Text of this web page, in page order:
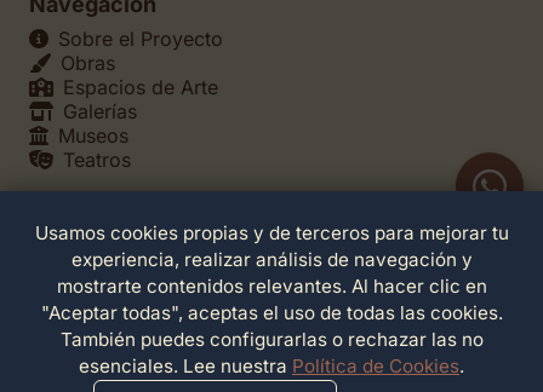
Sobre el Proyecto
Obras
Espacios de Arte
Galerías
Museos
Teatros
Legales
Política de Privacidad
Política de Cookies
Configuración de Cookies
Términos de Servicio
Contacto
Usamos cookies propias y de terceros para mejorar tu
experiencia, realizar análisis de navegación y
mostrarte contenidos relevantes. Al hacer clic en
"Aceptar todas", aceptas el uso de todas las cookies.
También puedes configurarlas o rechazar las no
esenciales. Lee nuestra Política de Cookies.